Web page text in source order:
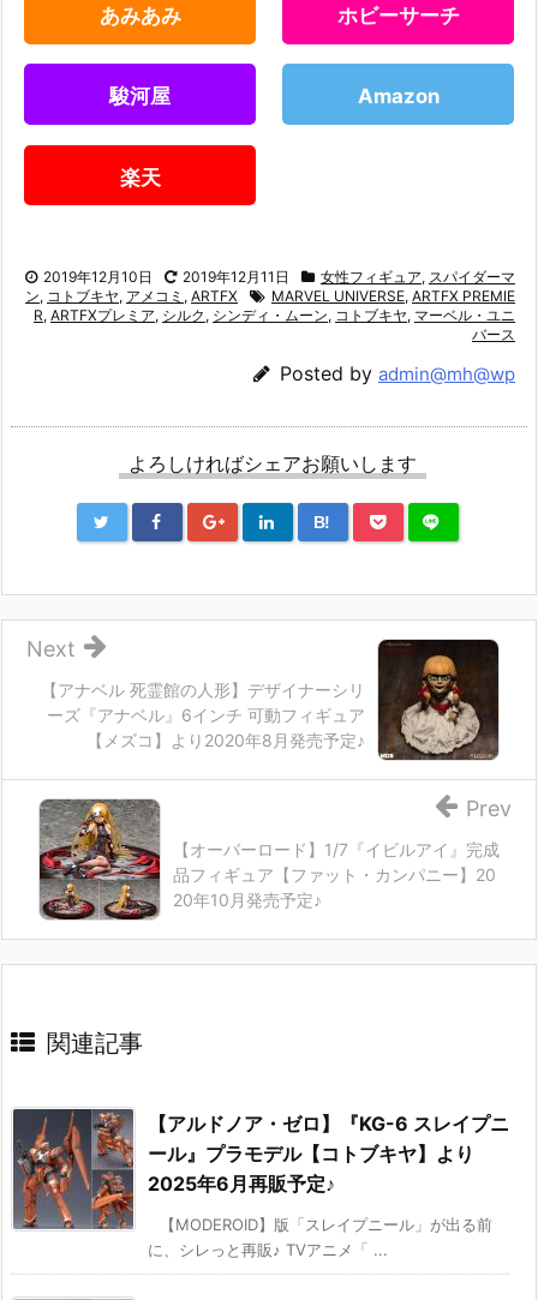
あみあみ ホビーサーチ
駿河屋 Amazon
楽天
2019年12月10日 2019年12月11日 女性フィギュア, スパイダーマ
ン, コトブキヤ, アメコミ , ARTFX MARVEL UNIVERSE, ARTFX PREMIE
R, ARTFXプレミア, シルク , シンディ・ムーン, コトブキヤ, マーベル・ユニ
バース
Posted by admin@mh@wp
よろしければシェアお願いします
B!
【アナベル 死霊館の人形】デザイナーシリ
ーズ『アナベル』6インチ 可動フィギュア
【メズコ】より2020年8月発売予定♪
Next
【オーバーロード】1/7『イビルアイ』完成
品フィギュア【ファット・カンパニー】20
20年10月発売予定♪
Prev
関連記事
【アルドノア・ゼロ】『KG-6 スレイプニ
ール』プラモデル【コトブキヤ】より
2025年6月再販予定♪
【MODEROID】版「スレイプニール」が出る前
に、シレっと再販♪ TVアニメ「 ...